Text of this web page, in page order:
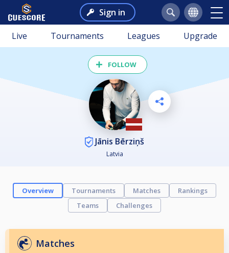
Sign in
Live Tournaments Leagues Upgrade
FOLLOW
Jānis Bērziņš
Latvia
Overview Tournaments Matches
Rankings
Teams
Challenges
Matches